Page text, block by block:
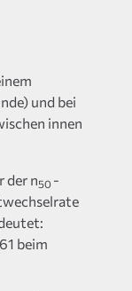
und bei
innen
der n50 -
beim